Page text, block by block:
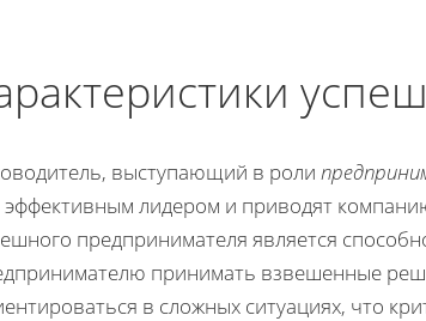
выступающий в роли
эффективным лидером и приводят
предпринимателя является
принимать взвешенные
в сложных ситуациях, что